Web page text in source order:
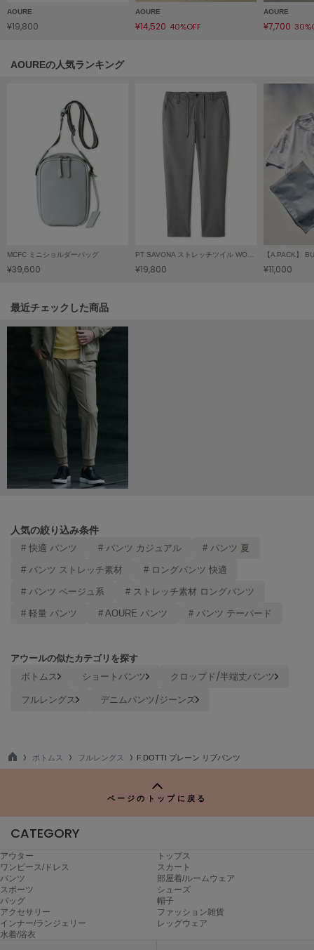
LILY BROWN
LILY BROWN Lingerie
LITTLE UNION TOKYO
リトルユニオン トウキョウ
made of Organics
メイドオブオーガニクス
MICHU COQUETTE
ミチュ コケット
ミースロエ
Mila Owen
ミラオーウェン
NEW Balance
ニューバランス
NIKE
NOWNS
On
オン
ORR
PATRICK
パトリック
Philly chocolate
フィリーチョコレート
AOURE
¥19,800
AOURE
¥14,520 40%OFF
AOURE
¥7,700
AOUREの人気ランキング
MCFC ミニショルダーバッグ
¥39,600
PT SAVONA ストレッチツイル WONDER SHAPE
¥19,800 ¥11,000
関連記事
最近チェックした商品
人気の絞り込み条件
# 快適 パンツ # パンツ カジュアル # パンツ 夏
# パンツ ストレッチ素材 # ロングパンツ 快適
# パンツ ベージュ系 # ストレッチ素材 ロングパンツ
# 軽量 パンツ # AOURE パンツ # パンツ テーパード
アウールの似たカテゴリを探す
ボトムス ショートパンツ
クロップド/半端丈パンツ
フルレングス
デニムパンツ/ジーンズ
TO
ボトムス フルレングス F.DOTTI プレーン リブパンツ
ページのトップに戻る
CATEGORY
アウター
トップス
ワンピース/ドレス
スカート
パンツ
部屋着/ルームウェア
スポーツ
シューズ
バッグ
帽子
アクセサリー
ファッション雑貨
インナー/ランジェリー
レッグウェア
水着/浴衣